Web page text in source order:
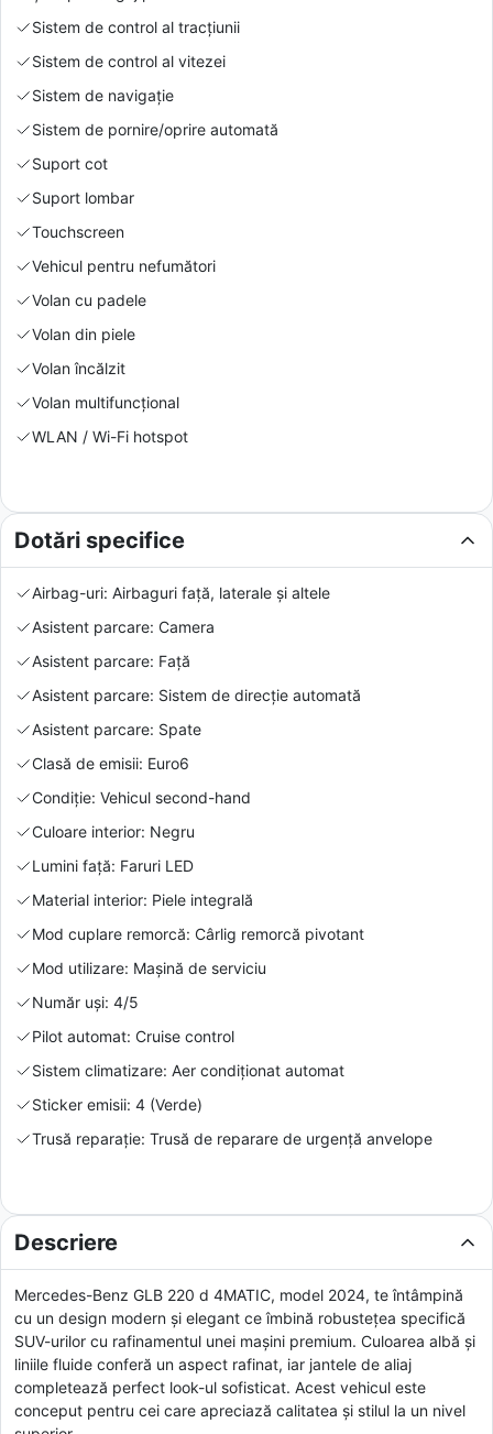
Sistem de control al tracțiunii
Sistem de control al vitezei
Sistem de navigație
Sistem de pornire/oprire automată
Suport cot
Suport lombar
Touchscreen
Vehicul pentru nefumători
Volan cu padele
Volan din piele
Volan încălzit
Volan multifuncțional
WLAN / Wi-Fi hotspot
Dotări specifice
Airbag-uri: Airbaguri față, laterale și altele
Asistent parcare: Camera
Asistent parcare: Față
Asistent parcare: Sistem de direcție automată
Asistent parcare: Spate
Clasă de emisii: Euro6
Condiție: Vehicul second-hand
Culoare interior: Negru
Lumini față: Faruri LED
Material interior: Piele integrală
Mod cuplare remorcă: Cârlig remorcă pivotant
Mod utilizare: Mașină de serviciu
Număr uși: 4/5
Pilot automat: Cruise control
Sistem climatizare: Aer condiționat automat
Sticker emisii: 4 (Verde)
Trusă reparație: Trusă de reparare de urgență anvelope
Descriere
Mercedes-Benz GLB 220 d 4MATIC, model 2024, te întâmpină
cu un design modern și elegant ce îmbină robustețea specifică
SUV-urilor cu rafinamentul unei mașini premium. Culoarea albă și
liniile fluide conferă un aspect rafinat, iar jantele de aliaj
completează perfect look-ul sofisticat. Acest vehicul este
conceput pentru cei care apreciază calitatea și stilul la un nivel